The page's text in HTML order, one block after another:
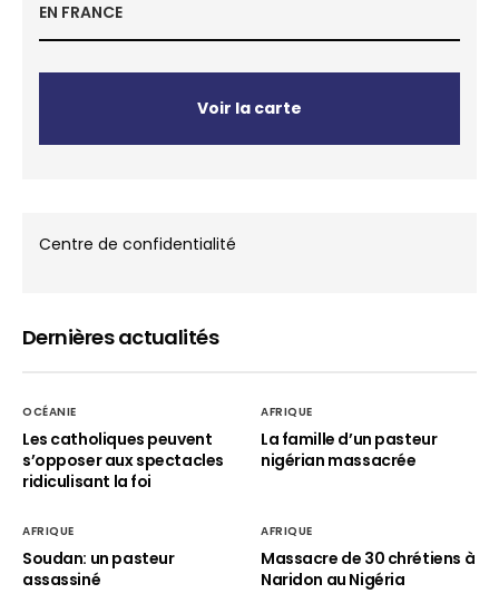
EN FRANCE
Voir la carte
Centre de confidentialité
Dernières actualités
OCÉANIE
Les catholiques peuvent
s’opposer aux spectacles
ridiculisant la foi
AFRIQUE
La famille d’un pasteur
nigérian massacrée
AFRIQUE
Soudan: un pasteur
assassiné
AFRIQUE
Massacre de 30 chrétiens à
Naridon au Nigéria